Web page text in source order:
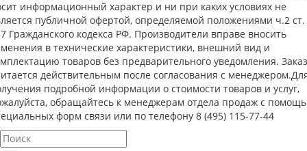
информационный характер и ни при каких условиях не
публичной офертой, определяемой положениями ч.2 ст.
Гражданского кодекса РФ. Производители вправе вносить
в технические характеристики, внешний вид и
товаров без предварительного уведомления. Заказ
действительным после согласования с
подробной информации о стоимости товаров и услуг,
обращайтесь к менеджерам отдела продаж с
форм связи или по телефону 8 (495) 115-77-44